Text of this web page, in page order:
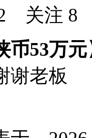
关注 8
币53万元
谢老板